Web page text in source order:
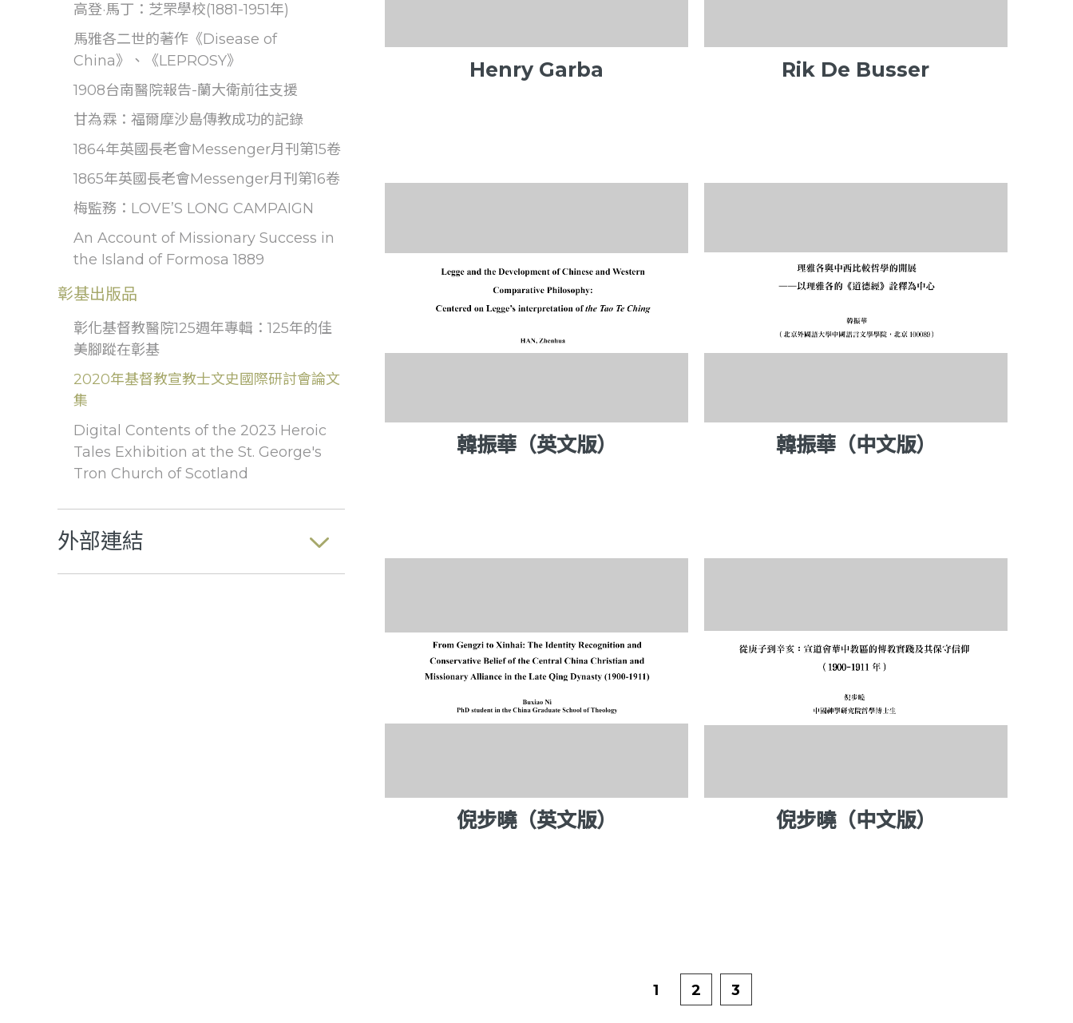
高登·馬丁：芝罘學校(1881-1951年)
馬雅各二世的著作《Disease of
China》、《LEPROSY》
1908台南醫院報告-蘭大衛前往支援
甘為霖：福爾摩沙島傳教成功的記錄
1864年英國長老會Messenger月刊第15卷
1865年英國長老會Messenger月刊第16卷
梅監務：LOVE’S LONG CAMPAIGN
An Account of Missionary Success in
the Island of Formosa 1889
彰基出版品
彰化基督教醫院125週年專輯：125年的佳
美腳蹤在彰基
2020年基督教宣教士文史國際研討會論文
集
Digital Contents of the 2023 Heroic
Tales Exhibition at the St. George's
Tron Church of Scotland
外部連結
Henry Garba Rik De Busser
韓振華（英文版） 韓振華（中文版）
倪步曉（英文版） 倪步曉（中文版）
1 2 3